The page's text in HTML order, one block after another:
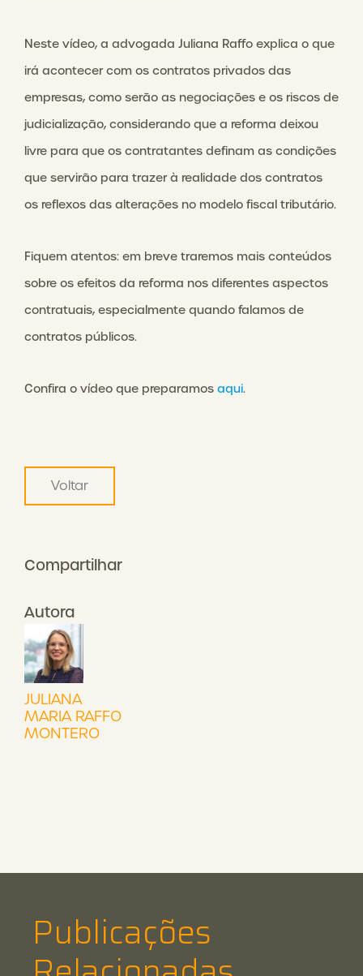
Neste vídeo, a advogada Juliana Raffo explica o que
irá acontecer com os contratos privados das
empresas, como serão as negociações e os riscos de
judicialização, considerando que a reforma deixou
livre para que os contratantes definam as condições
que servirão para trazer à realidade dos contratos
os reflexos das alterações no modelo fiscal tributário.
Fiquem atentos: em breve traremos mais conteúdos
sobre os efeitos da reforma nos diferentes aspectos
contratuais, especialmente quando falamos de
contratos públicos.
Confira o vídeo que preparamos aqui.
Voltar
Compartilhar
Autora
JULIANA
MARIA RAFFO
MONTERO
Publicações